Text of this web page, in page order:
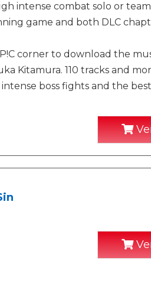
intense combat solo or
game and both DLC
corner to download the
Kitamura. 110 tracks and
boss fights and the